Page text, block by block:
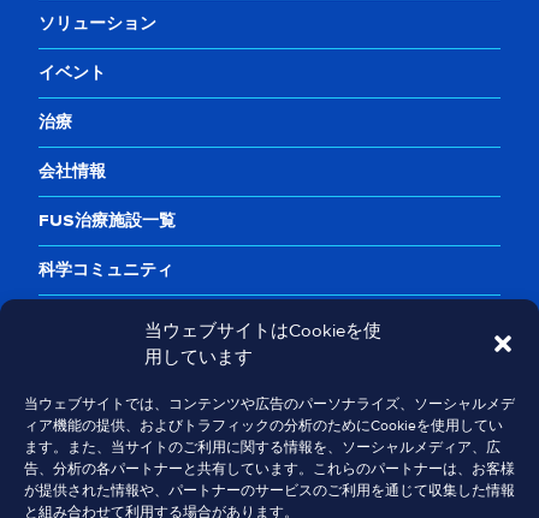
当ウェブサイトはCookieを使
用しています
当ウェブサイトでは、コンテンツや広告のパーソナライズ、ソーシャルメデ
ィア機能の提供、およびトラフィックの分析のためにCookieを使用してい
ます。また、当サイトのご利用に関する情報を、ソーシャルメディア、広
告、分析の各パートナーと共有しています。これらのパートナーは、お客様
が提供された情報や、パートナーのサービスのご利用を通じて収集した情報
と組み合わせて利用する場合があります。
ソリューション
治療
FUS治療施設一覧
イベント
会社情報
科学コミュニティ
プライバシーポリシー
ソーシャルメディア
安全性情報